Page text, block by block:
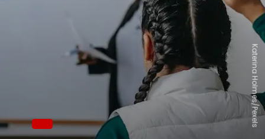
Katerina Holmes/Pexels